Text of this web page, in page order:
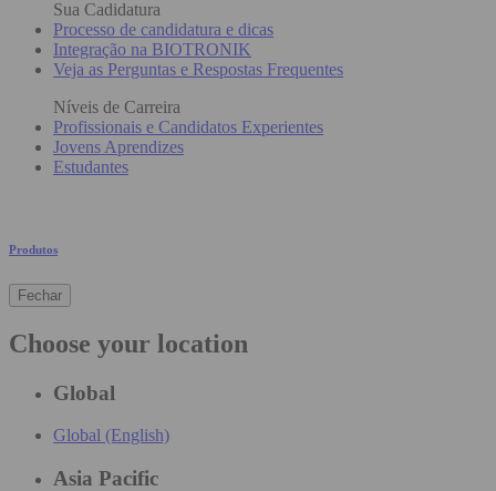
Sua Cadidatura
Processo de candidatura e dicas
Integração na BIOTRONIK
Veja as Perguntas e Respostas Frequentes
Níveis de Carreira
Profissionais e Candidatos Experientes
Jovens Aprendizes
Estudantes
Produtos
Fechar
Choose your location
Global
Global (English)
Asia Pacific